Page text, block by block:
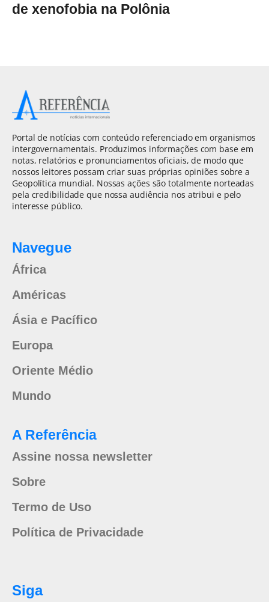
de xenofobia na Polônia
Portal de notícias com conteúdo referenciado em organismos
intergovernamentais. Produzimos informações com base em
notas, relatórios e pronunciamentos oficiais, de modo que
nossos leitores possam criar suas próprias opiniões sobre a
Geopolítica mundial. Nossas ações são totalmente norteadas
pela credibilidade que nossa audiência nos atribui e pelo
interesse público.
Navegue
África
Américas
Ásia e Pacífico
Europa
Oriente Médio
Mundo
A Referência
Assine nossa newsletter
Sobre
Termo de Uso
Política de Privacidade
Siga